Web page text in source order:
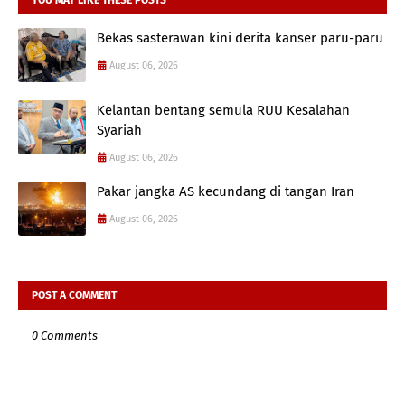
Bekas sasterawan kini derita kanser paru-paru
August 06, 2026
Kelantan bentang semula RUU Kesalahan
Syariah
August 06, 2026
Pakar jangka AS kecundang di tangan Iran
August 06, 2026
POST A COMMENT
0 Comments